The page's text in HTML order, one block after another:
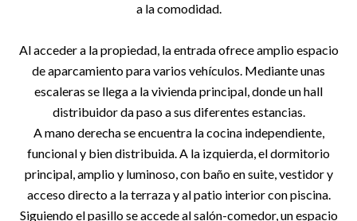
a la comodidad.
Al acceder a la propiedad, la entrada ofrece amplio espacio
de aparcamiento para varios vehículos. Mediante unas
escaleras se llega a la vivienda principal, donde un hall
distribuidor da paso a sus diferentes estancias.
A mano derecha se encuentra la cocina independiente,
funcional y bien distribuida. A la izquierda, el dormitorio
principal, amplio y luminoso, con baño en suite, vestidor y
acceso directo a la terraza y al patio interior con piscina.
Siguiendo el pasillo se accede al salón-comedor, un espacio